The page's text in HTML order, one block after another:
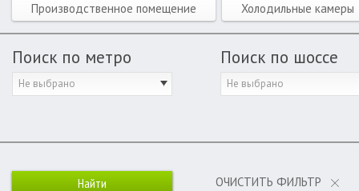
Производственное помещение Холодильные камеры
Поиск по метро
Не выбрано
Поиск по шоссе
Не выбрано
ОЧИСТИТЬ ФИЛЬТР